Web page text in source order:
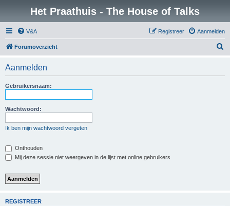
Het Praathuis - The House of Talks
V&A Aanmelden
Registreer
Forumoverzicht
Aanmelden
Gebruikersnaam:
Wachtwoord:
Ik ben mijn wachtwoord vergeten
Onthouden
Mij deze sessie niet weergeven in de lijst met online gebruikers
REGISTREER